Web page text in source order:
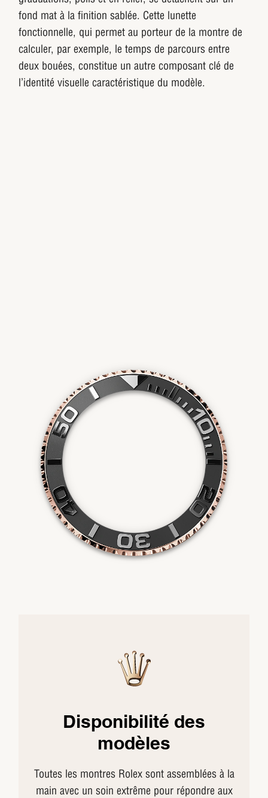
fond mat à la finition sablée. Cette lunette
fonctionnelle, qui permet au porteur de la montre de
calculer, par exemple, le temps de parcours entre
deux bouées, constitue un autre composant clé de
l’identité visuelle caractéristique du modèle.
Disponibilité des
modèles
Toutes les montres Rolex sont assemblées à la
main avec un soin extrême pour répondre aux